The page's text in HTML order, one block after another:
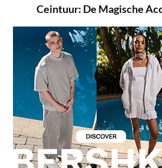
Ceintuur: De Magische